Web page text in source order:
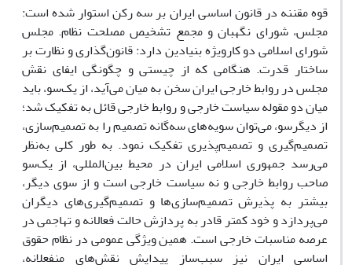
قوه مقننه در قانون اساسی ایران بر سه رکن استوار شده است:
مجلس، شورای نگهبان و مجمع تشخیص مصلحت نظام. مجلس
شورای اسلامی دو کارویژه بنیادین دارد: قانون‌گذاری و نظارت بر
ساختار قدرت. هنگامی که از چیستی و چگونگی ایفای نقش
مجلس در روابط خارجی ایران سخن به میان می‌آید، از یک‌سو، باید
میان دو مقوله سیاست خارجی و روابط خارجی قائل به تفکیک شد؛
از دیگرسو، می‌توان سویه‌های سه‌گانه تصمیم را به تصمیم‌سازی،
تصمیم‌گیری و تصمیم‌پذیری تفکیک نمود. به طور کلی به‌نظر
می‌رسد جمهوری اسلامی ایران در محیط بین‌المللی، از یک‌سو
صاحب روابط خارجی و نه سیاست خارجی است و از سوی دیگر،
بیشتر به پذیرش تصمیم‌سازی‌ها و تصمیم‌گیری‌های دیگران
می‌پردازد و خود کمتر قادر به پردازش حالت فعالانه و تهاجمی در
عرصه مناسبات خارجی است. همین ویژگی عمومی در نظام حقوق
اساسی ایران نیز سبب‌ساز پیدایش نقش‌های منفعلانه،